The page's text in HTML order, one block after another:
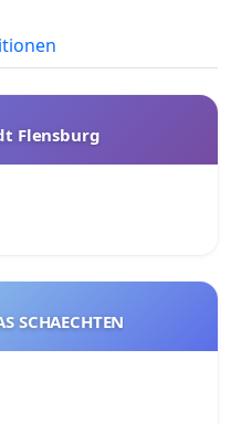
Flensburg
PETITION GEGEN DAS SCHAECHTEN